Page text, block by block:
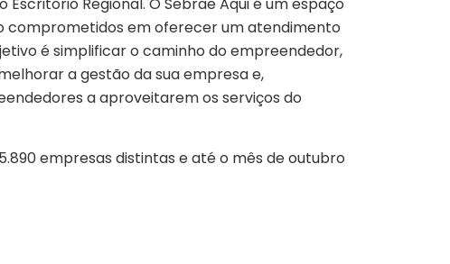
Regional. O Sebrae Aqui é um espaço
comprometidos em oferecer um atendimento
é simplificar o caminho do empreendedor,
a gestão da sua empresa e,
a aproveitarem os serviços do
empresas distintas e até o mês de outubro